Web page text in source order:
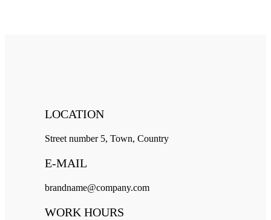
LOCATION
Street number 5, Town, Country
E-MAIL
brandname@company.com
WORK HOURS